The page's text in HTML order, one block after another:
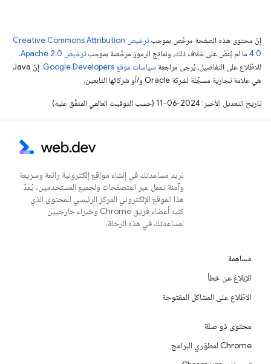
إنّ محتوى هذه الصفحة مرخّص بموجب
ترخيص Creative Commons Attribution
4.0‏ ما لم يُنصّ على خلاف ذلك، ونماذج الرموز مرخّصة بموجبترخيص Apache 2.0‏
.
للاطّلاع على التفاصيل، يُرجى مراجعة سياسات موقع Google Developers‏
. إنّ Java
هي علامة تجارية مسجَّلة لشركة Oracle و/أو شركائها التابعين.
تاريخ التعديل الأخير: 2024-06-11 (حسب التوقيت العالمي المتفَّق عليه)
نريد مساعدتك في إنشاء مواقع إلكترونية رائعة وسريعة
وآمنة تعمل عبر المتصفحات ولجميع المستخدمين. يُعدّ
هذا الموقع الإلكتروني المركز الرئيسي للمحتوى الذي
كتبه أعضاء فريق Chrome وخبراء خارجيين
لمساعدتك في هذه الرحلة.
مساهمة
الإبلاغ عن خطأ
الاطّلاع على المشاكل المفتوحة
محتوى ذو صلة
Chrome لمطوّري البرامج